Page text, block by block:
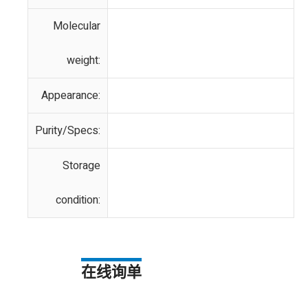
Molecular
weight:
Appearance:
Purity/Specs:
Storage
condition:
在线询单